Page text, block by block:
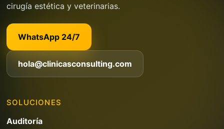
cirugía estética y veterinarias.
WhatsApp 24/7
hola@clinicasconsulting.com
SOLUCIONES
Auditoría